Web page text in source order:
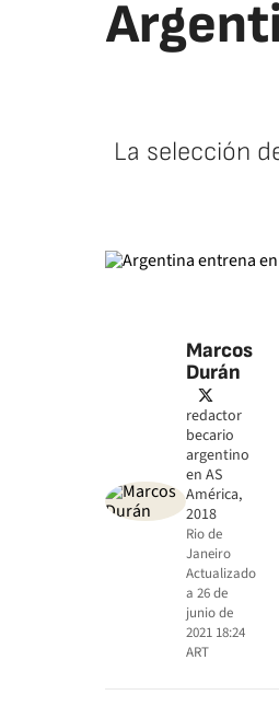
La selección
Marcos
Durán
twitter
redactor
becario
argentino
en AS
América,
2018
Rio de
Janeiro
Actualizado
a 26 de
junio de
2021 18:24
ART